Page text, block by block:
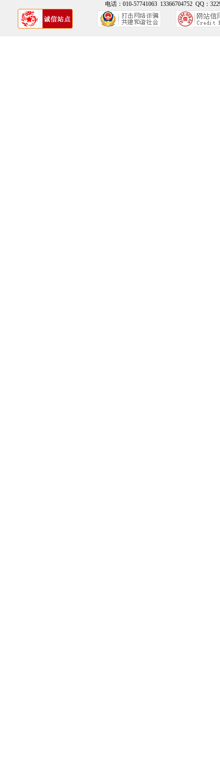
电话：010-57741063 13366704752 QQ：